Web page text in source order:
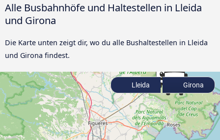
Alle Busbahnhöfe und Haltestellen in Lleida
und Girona
Die Karte unten zeigt dir, wo du alle Bushaltestellen in Lleida
und Girona findest.
Lleida Girona